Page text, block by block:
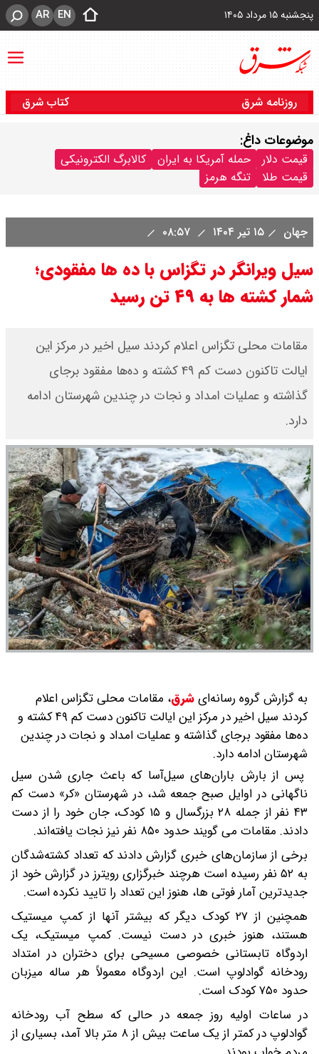
پنجشنبه ۱۵ مرداد ۱۴۰۵ EN
AR
روزنامه شرق کتاب شرق
موضوعات داغ:
قیمت دلار حمله آمریکا به ایران
کالابرگ الکترونیکی
قیمت طلا
تنگه هرمز
جهان ۱۵ تیر ۱۴۰۴
سیل ویرانگر در تگزاس با ده ها مفقودی؛
شمار کشته ها به ۴۹ تن رسید
مقامات محلی تگزاس اعلام کردند سیل اخیر در مرکز این
ایالت تاکنون دست کم ۴۹ کشته و ده‌ها مفقود برجای
گذاشته و عملیات امداد و نجات در چندین شهرستان ادامه
دارد.
به گزارش گروه رسانه‌ایشرق، مقامات محلی تگزاس اعلام
کردند سیل اخیر در مرکز این ایالت تاکنون دست کم ۴۹ کشته و
ده‌ها مفقود برجای گذاشته و عملیات امداد و نجات در چندین
شهرستان ادامه دارد.
پس از بارش باران‌های سیل‌آسا که باعث جاری شدن سیل
ناگهانی در اوایل صبح جمعه شد، در شهرستان «کر» دست کم
۴۳ نفر از جمله ۲۸ بزرگسال و ۱۵ کودک، جان خود را از دست
دادند. مقامات می گویند حدود ۸۵۰ نفر نیز نجات یافته‌اند.
برخی از سازمان‌های خبری گزارش دادند که تعداد کشته‌شدگان
به ۵۲ نفر رسیده است هرچند خبرگزاری رویترز در گزارش خود از
جدیدترین آمار فوتی ها، هنوز این تعداد را تایید نکرده است.
همچنین از ۲۷ کودک دیگر که بیشتر آنها از کمپ میستیک
هستند، هنوز خبری در دست نیست. کمپ میستیک، یک
اردوگاه تابستانی خصوصی مسیحی برای دختران در امتداد
رودخانه گوادلوپ است. این اردوگاه معمولاً هر ساله میزبان
حدود ۷۵۰ کودک است.
در ساعات اولیه روز جمعه در حالی که سطح آب رودخانه
گوادلوپ در کمتر از یک ساعت بیش از ۸ متر بالا آمد، بسیاری از